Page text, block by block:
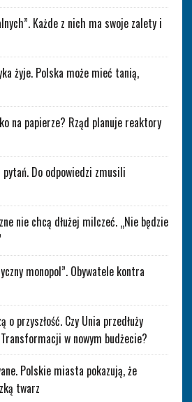
Każde z nich ma swoje zalety i
żyje. Polska może mieć tanią,
na papierze? Rząd planuje reaktory
Do odpowiedzi zmusili
nie chcą dłużej milczeć. „Nie będzie
monopol”. Obywatele kontra
o przyszłość. Czy Unia przedłuży
w nowym budżecie?
Polskie miasta pokazują, że
twarz